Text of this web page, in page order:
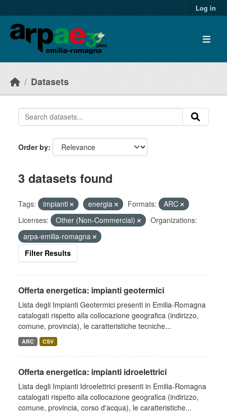
Log in
Datasets
Order by
3 datasets found
Tags: impianti energia Formats:
ARC
Licenses:
Other (Non-Commercial)
Organizations:
arpa-emilia-romagna
Filter Results
Offerta energetica: impianti geotermici
Lista degli Impianti Geotermici presenti in Emilia-Romagna
catalogati rispetto alla collocazione geografica (indirizzo,
comune, provincia), le caratteristiche tecniche...
ARC CSV
Offerta energetica: impianti idroelettrici
Lista degli Impianti Idroelettrici presenti in Emilia-Romagna
catalogati rispetto alla collocazione geografica (indirizzo,
comune, provincia, corso d'acqua), le caratteristiche...